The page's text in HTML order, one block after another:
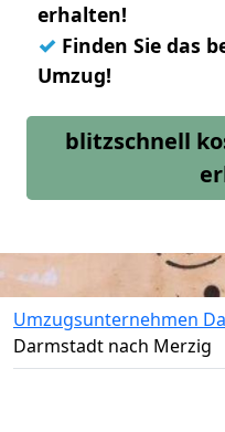
erhalten!
✓ Finden Sie das
Umzug!
blitzschnell
Umzugsunternehmen
Darmstadt nach Merzig